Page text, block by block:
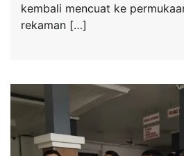
kembali mencuat ke
rekaman […]